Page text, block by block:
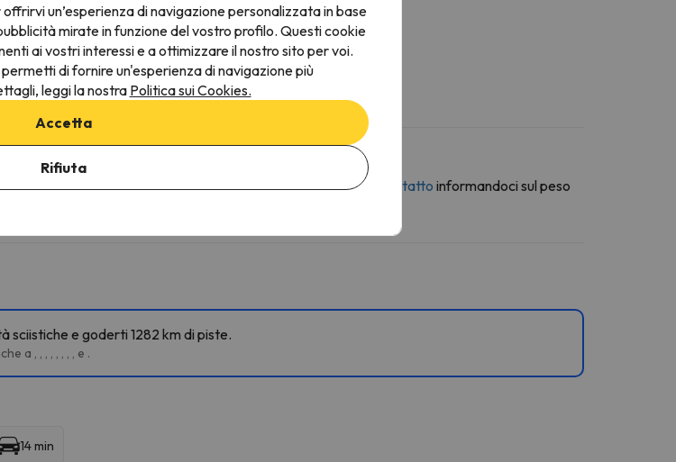
è soggetto a disponibilità al momento del tuo arrivo.
indispensabile inviarci un messaggio attraverso lamodulo di contatto informandoci sul peso
sciistiche e goderti 1282 km di piste.
a , , , , , , , , e .
14 min
un’esperienza di navigazione personalizzata in base
mirate in funzione del vostro profilo. Questi cookie
ai vostri interessi e a ottimizzare il nostro sito per voi.
di fornire un'esperienza di navigazione più
leggi la nostra Politica sui Cookies.
Accetta
Rifiuta